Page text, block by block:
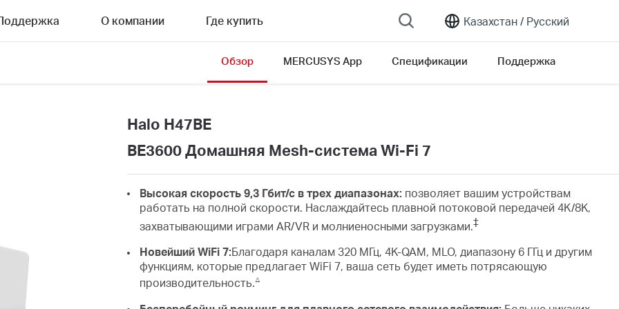
Казахстан / Русский
О компании Где купить
Обзор MERCUSYS App Спецификации Поддержка
Halo H47BE
BE3600 Домашняя Mesh-система Wi-Fi 7
Высокая скорость 9,3 Гбит/с в трех диапазонах: позволяет вашим устройствам
работать на полной скорости. Наслаждайтесь плавной потоковой передачей 4K/8K,
захватывающими играми AR/VR и молниеносными загрузками.‡
Новейший WiFi 7:Благодаря каналам 320 МГц, 4K-QAM, MLO, диапазону 6 ГГц и другим
функциям, которые предлагает WiFi 7, ваша сеть будет иметь потрясающую
производительность.△